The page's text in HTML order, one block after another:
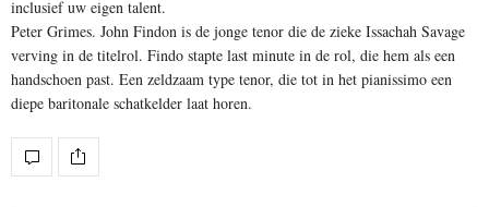
inclusief uw eigen talent.
Peter Grimes. John Findon is de jonge tenor die de zieke Issachah Savage
verving in de titelrol. Findo stapte last minute in de rol, die hem als een
handschoen past. Een zeldzaam type tenor, die tot in het pianissimo een
diepe baritonale schatkelder laat horen.